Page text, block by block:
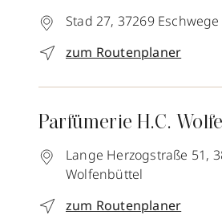
Stad 27, 37269 Eschwege
zum Routenplaner
Parfümerie H.C.
Lange Herzogstraße 51,
Wolfenbüttel
zum Routenplaner